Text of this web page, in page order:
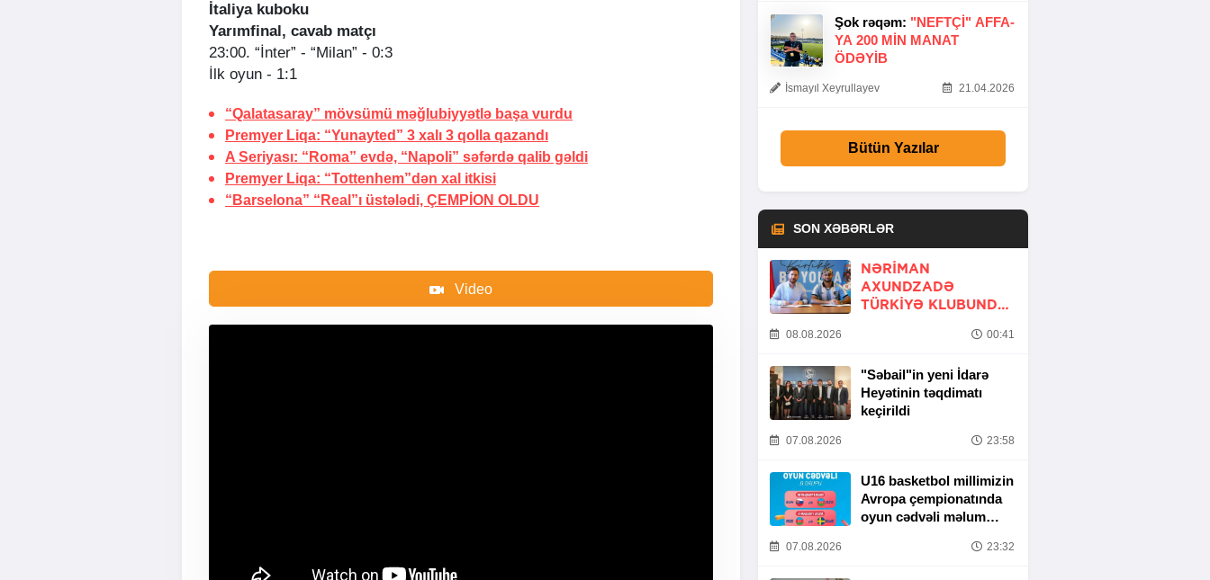
İtaliya kuboku
Yarımfinal, cavab matçı
23:00. “İnter” - “Milan” - 0:3
İlk oyun - 1:1
“Qalatasaray” mövsümü məğlubiyyətlə başa vurdu
Premyer Liqa: “Yunayted” 3 xalı 3 qolla qazandı
A Seriyası: “Roma” evdə, “Napoli” səfərdə qalib gəldi
Premyer Liqa: “Tottenhem”dən xal itkisi
“Barselona” “Real”ı üstələdi, ÇEMPİON OLDU
Video
Şok rəqəm: "NEFTÇI" AFFA-
YA 200 MIN MANAT
ÖDƏYIB
İsmayıl Xeyrullayev 21.04.2026
Bütün Yazılar
SON XƏBƏRLƏR
NƏRIMAN
AXUNDZADƏ
TÜRKIYƏ KLUBUNDA
08.08.2026 00:41
"Səbail"in yeni İdarə
Heyətinin təqdimatı
keçirildi
07.08.2026 23:58
U16 basketbol millimizin
Avropa çempionatında
oyun cədvəli məlum
07.08.2026 23:32